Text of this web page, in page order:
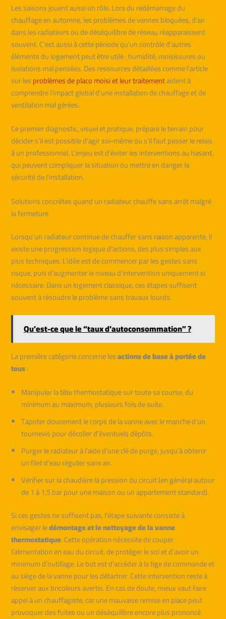
Les saisons jouent aussi un rôle. Lors du redémarrage du
chauffage en automne, les problèmes de vannes bloquées, d’air
dans les radiateurs ou de déséquilibre de réseau réapparaissent
souvent. C’est aussi à cette période qu’un contrôle d’autres
éléments du logement peut être utile : humidité, moisissures ou
isolations mal pensées. Des ressources détaillées comme l’article
sur lesproblèmes de placo moisi et leur traitementaident à
comprendre l’impact global d’une installation de chauffage et de
ventilation mal gérées.
Ce premier diagnostic, visuel et pratique, prépare le terrain pour
décider s’il est possible d’agir soi-même ou s’il faut passer le relais
à un professionnel. L’enjeu est d’éviter les interventions au hasard,
qui peuvent compliquer la situation ou mettre en danger la
sécurité de l’installation.
Solutions concrètes quand un radiateur chauffe sans arrêt malgré
la fermeture
Lorsqu’un radiateur continue de chauffer sans raison apparente, il
existe une progression logique d’actions, des plus simples aux
plus techniques. L’idée est de commencer par les gestes sans
risque, puis d’augmenter le niveau d’intervention uniquement si
nécessaire. Dans un logement classique, ces étapes suffisent
souvent à résoudre le problème sans travaux lourds.
Qu’est-ce que le “taux d’autoconsommation” ?
La première catégorie concerne lesactions de base à portée de
tous:
Manipuler la tête thermostatique sur toute sa course, du
minimum au maximum, plusieurs fois de suite.
Tapoter doucement le corps de la vanne avec le manche d’un
tournevis pour décoller d’éventuels dépôts.
Purger le radiateur à l’aide d’une clé de purge, jusqu’à obtenir
un filet d’eau régulier sans air.
Vérifier sur la chaudière la pression du circuit (en général autour
de 1 à 1,5 bar pour une maison ou un appartement standard).
Si ces gestes ne suffisent pas, l’étape suivante consiste à
envisager ledémontage et le nettoyage de la vanne
thermostatique. Cette opération nécessite de couper
l’alimentation en eau du circuit, de protéger le sol et d’avoir un
minimum d’outillage. Le but est d’accéder à la tige de commande et
au siège de la vanne pour les détartrer. Cette intervention reste à
réserver aux bricoleurs avertis. En cas de doute, mieux vaut faire
appel à un chauffagiste, car une mauvaise remise en place peut
provoquer des fuites ou un déséquilibre encore plus prononcé.